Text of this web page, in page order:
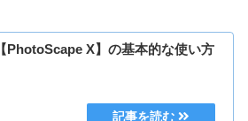
【PhotoScape X】の基本的な使い方